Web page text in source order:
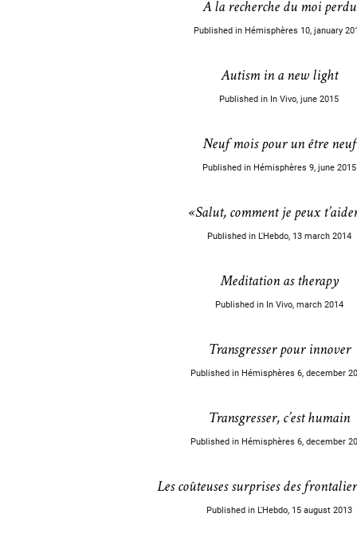
A la recherche du moi perdu
Published in Hémisphères 10, january
Autism in a new light
Published in In Vivo, june 2015
Neuf mois pour un être neuf
Published in Hémisphères 9, june 2015
«Salut, comment je peux
Published in L'Hebdo, 13 march 2014
Meditation as therapy
Published in In Vivo, march 2014
Transgresser pour innover
Published in Hémisphères 6, december
Transgresser, c’est humain
Published in Hémisphères 6, december
Les coûteuses surprises des
Published in L'Hebdo, 15 august 2013